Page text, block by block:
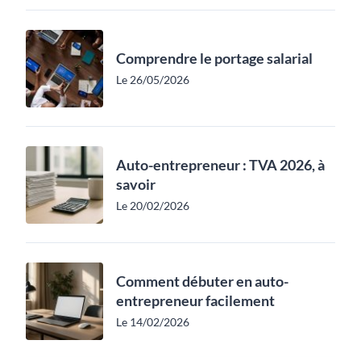
Comprendre le portage salarial
Le 26/05/2026
Auto-entrepreneur : TVA 2026, à
savoir
Le 20/02/2026
Comment débuter en auto-
entrepreneur facilement
Le 14/02/2026